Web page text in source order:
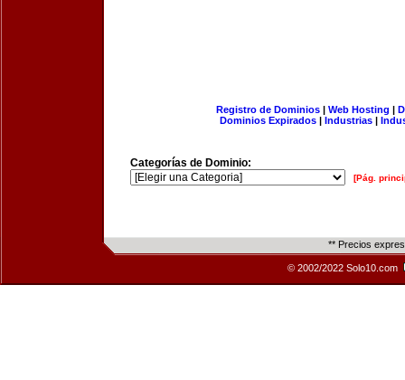
Registro de Dominios| Web Hosting |
Dominios Expirados | Industrias |
Categorías de Dominio:
[Pág.
** Precios
© 2002/2022 Solo10.com